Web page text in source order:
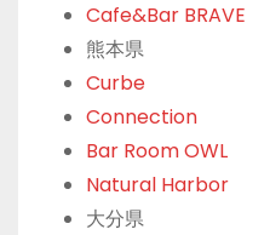
Cafe&Bar BRAVE
熊本県
Curbe
Connection
Bar Room OWL
Natural Harbor
大分県